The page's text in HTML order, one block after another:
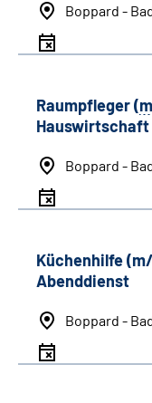
Boppard -
Raumpfleger (
Hauswirtschaft
Boppard -
Küchenhilfe
Abenddienst
Boppard -